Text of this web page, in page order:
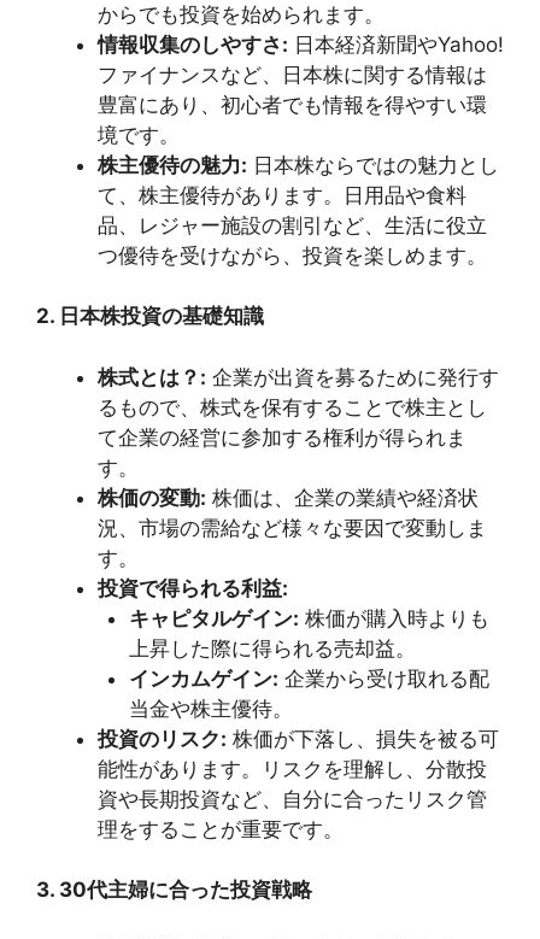
からでも投資を始められます。
情報収集のしやすさ: 日本経済新聞やYahoo!
ファイナンスなど、日本株に関する情報は
豊富にあり、初心者でも情報を得やすい環
境です。
株主優待の魅力: 日本株ならではの魅力とし
て、株主優待があります。日用品や食料
品、レジャー施設の割引など、生活に役立
つ優待を受けながら、投資を楽しめます。
2. 日本株投資の基礎知識
株式とは？: 企業が出資を募るために発行す
るもので、株式を保有することで株主とし
て企業の経営に参加する権利が得られま
す。
株価の変動: 株価は、企業の業績や経済状
況、市場の需給など様々な要因で変動しま
す。
投資で得られる利益:
キャピタルゲイン: 株価が購入時よりも
上昇した際に得られる売却益。
インカムゲイン: 企業から受け取れる配
当金や株主優待。
投資のリスク: 株価が下落し、損失を被る可
能性があります。リスクを理解し、分散投
資や長期投資など、自分に合ったリスク管
理をすることが重要です。
3. 30代主婦に合った投資戦略